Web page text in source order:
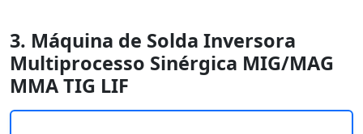
3. Máquina de Solda Inversora
Multiprocesso Sinérgica MIG/MAG
MMA TIG LIF